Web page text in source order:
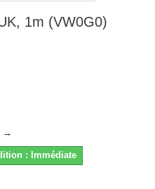
1m (VW0G0)
→
: Immédiate